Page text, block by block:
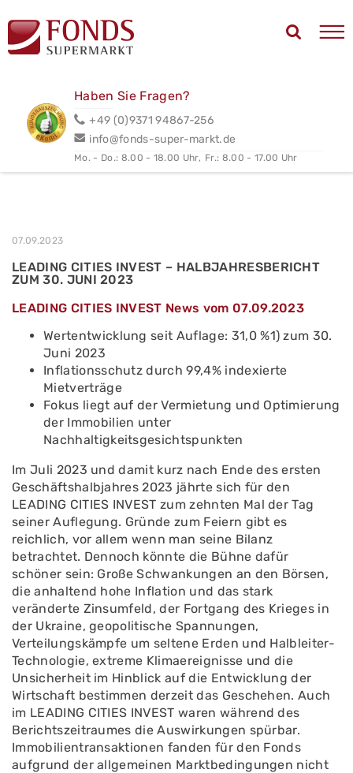
Haben Sie Fragen?
+49 (0)9371 94867-256
info@fonds-super-markt.de
Mo. - Do.: 8.00 - 18.00 Uhr, Fr.: 8.00 - 17.00 Uhr
07.09.2023
LEADING CITIES INVEST – HALBJAHRESBERICHT
ZUM 30. JUNI 2023
LEADING CITIES INVEST News vom 07.09.2023
Wertentwicklung seit Auflage: 31,0 %1) zum 30.
Juni 2023
Inflationsschutz durch 99,4% indexierte
Mietverträge
Fokus liegt auf der Vermietung und Optimierung
der Immobilien unter
Nachhaltigkeitsgesichtspunkten
Im Juli 2023 und damit kurz nach Ende des ersten
Geschäftshalbjahres 2023 jährte sich für den
LEADING CITIES INVEST zum zehnten Mal der Tag
seiner Auflegung. Gründe zum Feiern gibt es
reichlich, vor allem wenn man seine Bilanz
betrachtet. Dennoch könnte die Bühne dafür
schöner sein: Große Schwankungen an den Börsen,
die anhaltend hohe Inflation und das stark
veränderte Zinsumfeld, der Fortgang des Krieges in
der Ukraine, geopolitische Spannungen,
Verteilungskämpfe um seltene Erden und Halbleiter-
Technologie, extreme Klimaereignisse und die
Unsicherheit im Hinblick auf die Entwicklung der
Wirtschaft bestimmen derzeit das Geschehen. Auch
im LEADING CITIES INVEST waren während des
Berichtszeitraumes die Auswirkungen spürbar.
Immobilientransaktionen fanden für den Fonds
aufgrund der allgemeinen Marktbedingungen nicht